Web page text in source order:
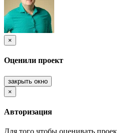
×
Оценили проект
закрыть окно
×
Авторизация